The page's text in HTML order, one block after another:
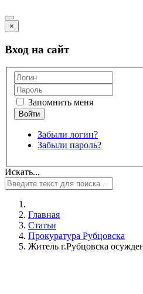
×
Вход на сайт
Запомнить меня
Забыли логин?
Забыли пароль?
Искать...
Главная
Статьи
Прокуратура Рубцовска
Житель г.Рубцовска